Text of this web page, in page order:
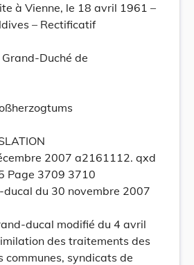
à Vienne, le 18 avril 1961 –
– Rectificatif
Duché de
2007 a2161112. qxd
Page 3709 3710
du 30 novembre 2007
ducal modifié du 4 avril
des traitements des
communes, syndicats de